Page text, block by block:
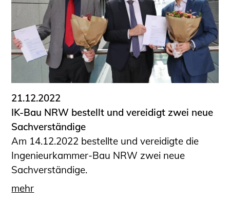
21.12.2022
IK-Bau NRW bestellt und vereidigt zwei neue
Sachverständige
Am 14.12.2022 bestellte und vereidigte die
Ingenieurkammer-Bau NRW zwei neue
Sachverständige.
mehr